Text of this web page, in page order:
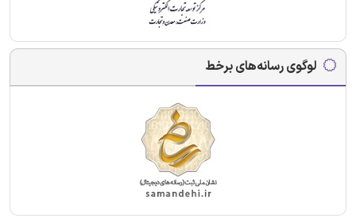
لوگوی رسانه‌های برخط